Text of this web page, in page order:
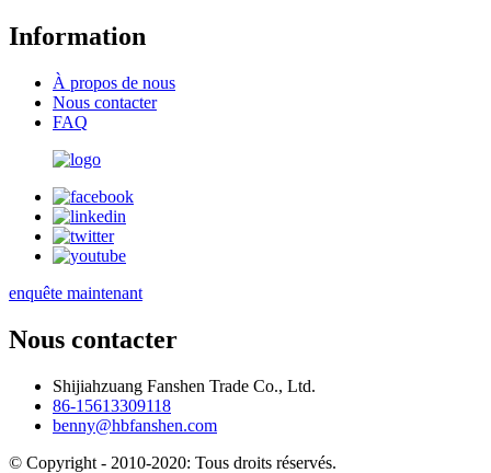
Information
À propos de nous
Nous contacter
FAQ
enquête maintenant
Nous contacter
Shijiahzuang Fanshen Trade Co., Ltd.
86-15613309118
benny@hbfanshen.com
© Copyright - 2010-2020: Tous droits réservés.